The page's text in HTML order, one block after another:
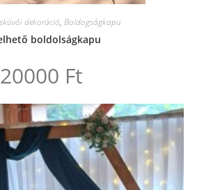
dekoráció, Boldogságkapu
boldolságkapu
20000 Ft